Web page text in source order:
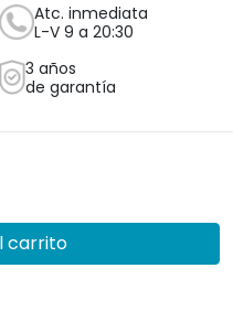
Atc. inmediata
L-V 9 a 20:30
3 años
de garantía
carrito